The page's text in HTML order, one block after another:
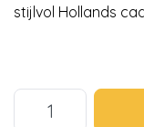
stijlvol Hollands